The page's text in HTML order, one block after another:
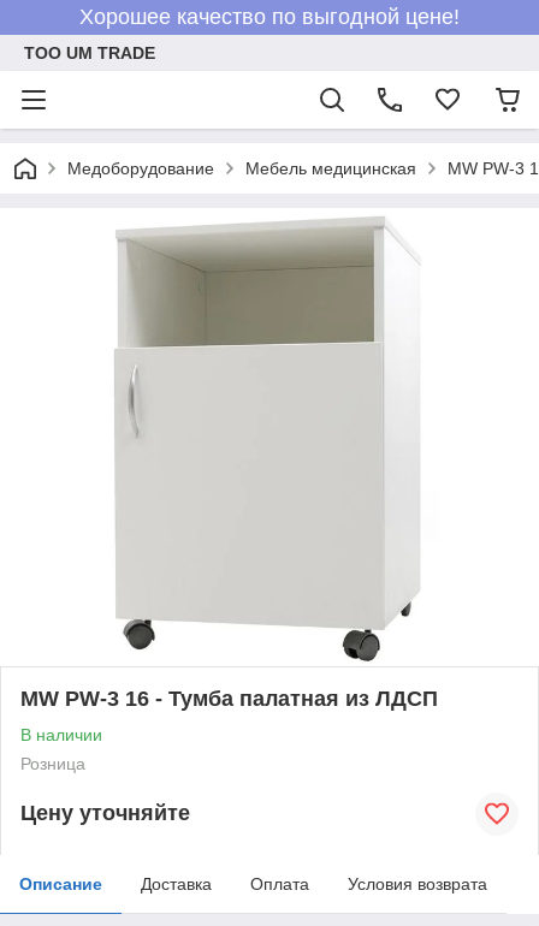
Хорошее качество по выгодной цене!
ТОО UM TRADE
Медоборудование Мебель медицинская MW PW-3
MW PW-3 16 - Тумба палатная из ЛДСП
В наличии
Розница
Цену уточняйте
Описание Доставка Оплата Условия возврата